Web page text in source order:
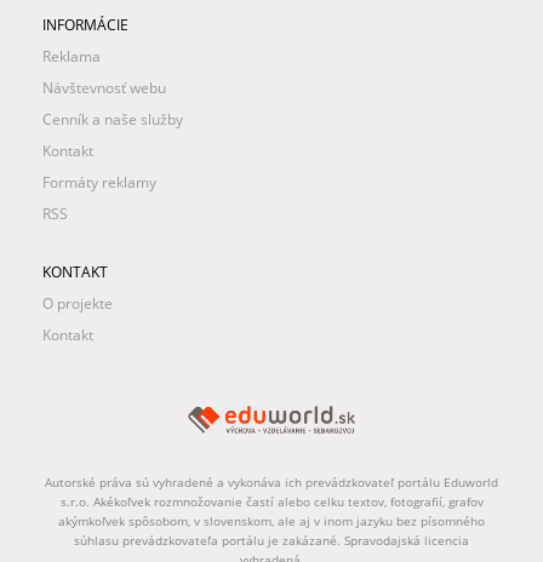
INFORMÁCIE
Reklama
Návštevnosť webu
Cenník a naše služby
Kontakt
Formáty reklamy
RSS
KONTAKT
O projekte
Kontakt
Autorské práva sú vyhradené a vykonáva ich prevádzkovateľ portálu Eduworld
s.r.o. Akékoľvek rozmnožovanie častí alebo celku textov, fotografií, grafov
akýmkoľvek spôsobom, v slovenskom, ale aj v inom jazyku bez písomného
súhlasu prevádzkovateľa portálu je zakázané. Spravodajská licencia